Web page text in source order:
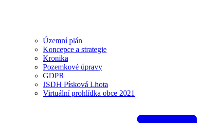
Územní plán
Koncepce a strategie
Kronika
Pozemkové úpravy
GDPR
JSDH Písková Lhota
Virtuální prohlídka obce 2021